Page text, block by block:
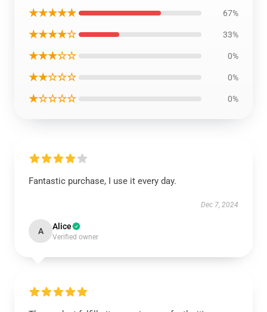
★★★★★ 67%
★★★★☆ 33%
★★★☆☆ 0%
★★☆☆☆ 0%
★☆☆☆☆ 0%
Fantastic purchase, I use it every day.
Dec 7, 2024
A Alice
Verified owner